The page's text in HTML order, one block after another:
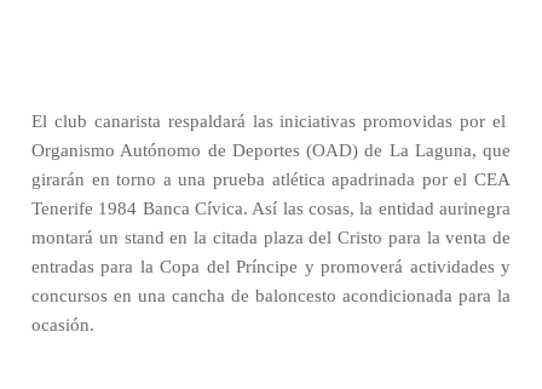
El club canarista respaldará las iniciativas promovidas por el
Organismo Autónomo de Deportes (OAD) de La Laguna, que
girarán en torno a una prueba atlética apadrinada por el CEA
Tenerife 1984 Banca Cívica. Así las cosas, la entidad aurinegra
montará un stand en la citada plaza del Cristo para la venta de
entradas para la Copa del Príncipe y promoverá actividades y
concursos en una cancha de baloncesto acondicionada para la
ocasión.